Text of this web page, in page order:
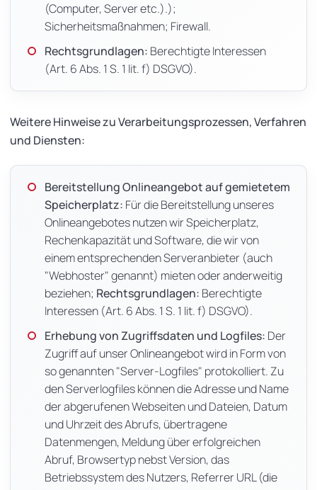
(Computer, Server etc.).);
Sicherheitsmaßnahmen; Firewall.
Rechtsgrundlagen: Berechtigte Interessen
(Art. 6 Abs. 1 S. 1 lit. f) DSGVO).
Weitere Hinweise zu Verarbeitungsprozessen, Verfahren
und Diensten:
Bereitstellung Onlineangebot auf gemietetem
Speicherplatz: Für die Bereitstellung unseres
Onlineangebotes nutzen wir Speicherplatz,
Rechenkapazität und Software, die wir von
einem entsprechenden Serveranbieter (auch
"Webhoster" genannt) mieten oder anderweitig
beziehen; Rechtsgrundlagen: Berechtigte
Interessen (Art. 6 Abs. 1 S. 1 lit. f) DSGVO).
Erhebung von Zugriffsdaten und Logfiles: Der
Zugriff auf unser Onlineangebot wird in Form von
so genannten "Server-Logfiles" protokolliert. Zu
den Serverlogfiles können die Adresse und Name
der abgerufenen Webseiten und Dateien, Datum
und Uhrzeit des Abrufs, übertragene
Datenmengen, Meldung über erfolgreichen
Abruf, Browsertyp nebst Version, das
Betriebssystem des Nutzers, Referrer URL (die